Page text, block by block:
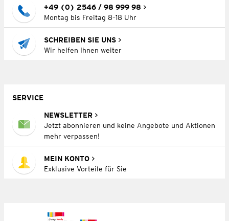
+49 (0) 2546 / 98 999 98
Montag bis Freitag 8–18 Uhr
SCHREIBEN SIE UNS
Wir helfen Ihnen weiter
SERVICE
NEWSLETTER
Jetzt abonnieren und keine Angebote und Aktionen
mehr verpassen!
MEIN KONTO
Exklusive Vorteile für Sie